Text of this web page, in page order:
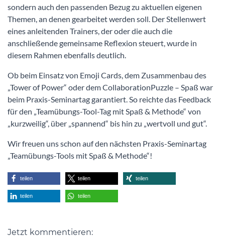
sondern auch den passenden Bezug zu aktuellen eigenen
Themen, an denen gearbeitet werden soll. Der Stellenwert
eines anleitenden Trainers, der oder die auch die
anschließende gemeinsame Reflexion steuert, wurde in
diesem Rahmen ebenfalls deutlich.
Ob beim Einsatz von Emoji Cards, dem Zusammenbau des
„Tower of Power“ oder dem CollaborationPuzzle – Spaß war
beim Praxis-Seminartag garantiert. So reichte das Feedback
für den „Teamübungs-Tool-Tag mit Spaß & Methode“ von
„kurzweilig“, über „spannend“ bis hin zu „wertvoll und gut“.
Wir freuen uns schon auf den nächsten Praxis-Seminartag
„Teamübungs-Tools mit Spaß & Methode“!
teilen teilen teilen
teilen teilen
Jetzt kommentieren: